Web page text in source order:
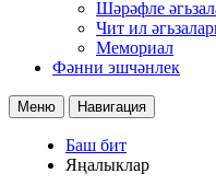
Шәрәфле
Чит ил
Мемориал
Фәнни эшчәнлек
Меню Навигация
Баш бит
Яңалыклар